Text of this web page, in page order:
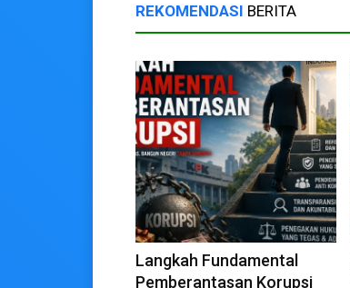
REKOMENDASI BERITA
Langkah Fundamental
Pemberantasan Korupsi